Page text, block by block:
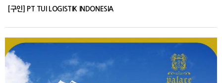
[구인] PT TUI LOGISTIK INDONESIA